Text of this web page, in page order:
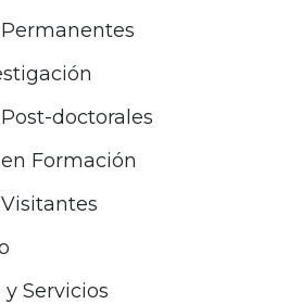
doctorales
Formación
Servicios